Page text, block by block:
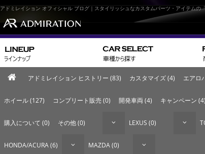
アドミレイション オフィシャル ブログ｜スタイリッシュなカスタムパーツ・アイテムの
アドミレイション ヒストリー (83) カスタマイズ (4) エアロ
ホイール (127) コンプリート販売 (0) 開発車両 (4) キャンペーン (4)
購入について (0) その他 (0) LEXUS (0)
HONDA/ACURA (6) MAZDA (0)